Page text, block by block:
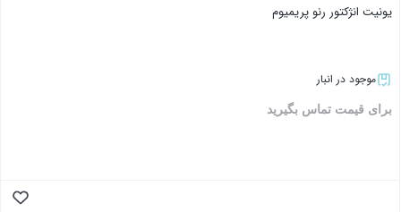
یونیت انژکتور رنو پریمیوم
موجود در انبار
برای قیمت تماس بگیرید